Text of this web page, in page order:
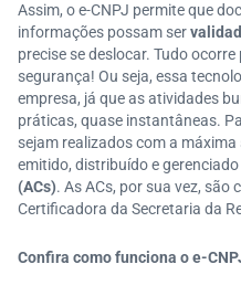
Assim, o e-CNPJ permite que
informações possam ser
precise se deslocar. Tudo
segurança! Ou seja, essa
empresa, já que as atividades
práticas, quase instantâneas.
sejam realizados com a
emitido, distribuído e
(ACs). As ACs, por sua vez,
Certificadora da Secretaria da
Confira como funciona o e-